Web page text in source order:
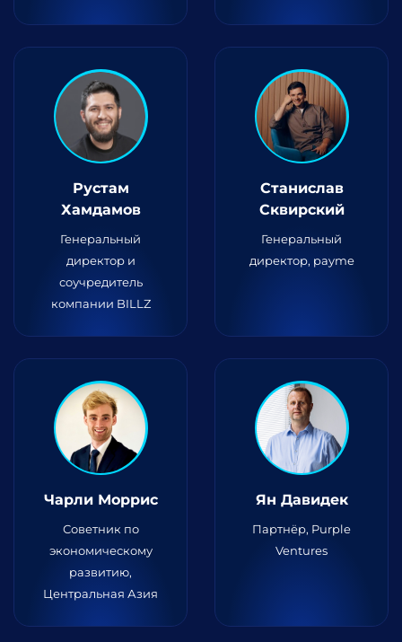
Рустам
Хамдамов
Генеральный
директор и
соучредитель
компании BILLZ
Станислав
Сквирский
Генеральный
директор, payme
Чарли Моррис
Советник по
экономическому
развитию,
Центральная Азия
Ян Давидек
Партнёр, Purple
Ventures